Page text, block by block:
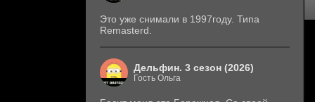
Это уже снимали в 1997году. Типа
Remasterd.
Дельфин. 3 сезон (2026)
Гость Ольга